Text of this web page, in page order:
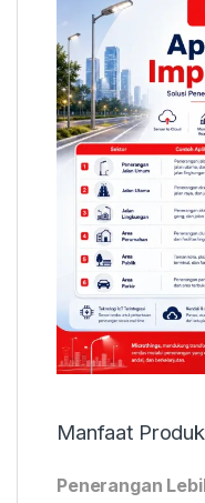
Manfaat Produk
Penerangan